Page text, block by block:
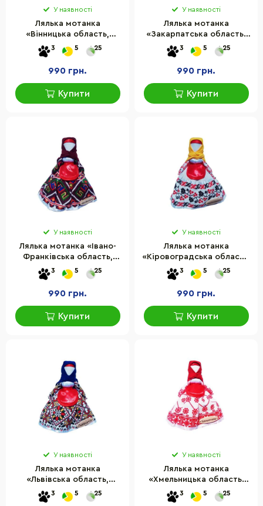
У наявності
Лялька мотанка
«Вінницька область,
Вінничина» HEGA 230-1HG
3 5 25
990 грн.
Купити
У наявності
Лялька мотанка
«Закарпатська область,
Закарпаття» HEGA 230-
6HG
3 5 25
990 грн.
Купити
У наявності
Лялька мотанка «Івано-
Франківська область,
Івано-Франківська
область» HEGA 230-8HG
3 5 25
990 грн.
Купити
У наявності
Лялька мотанка
«Кіровоградська область,
Кіровоградщина» HEGA
230-10HG
3 5 25
990 грн.
Купити
У наявності
Лялька мотанка
«Львівська область,
Львівщина» HEGA 230-
13HG
3 5 25
У наявності
Лялька мотанка
«Хмельницька область,
Хмельницька область»
HEGA 230-22HG
3 5 25